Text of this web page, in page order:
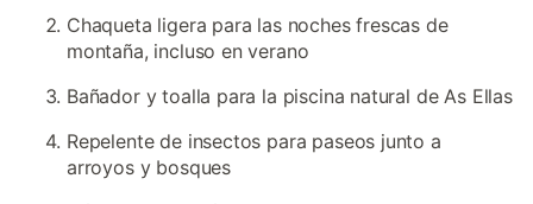
Chaqueta ligera para las noches frescas de
montaña, incluso en verano
Bañador y toalla para la piscina natural de As Ellas
Repelente de insectos para paseos junto a
arroyos y bosques